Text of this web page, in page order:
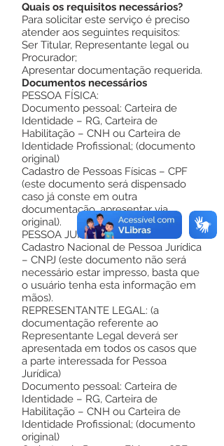
Quais os requisitos necessários?
Para solicitar este serviço é preciso
atender aos seguintes requisitos:
Ser Titular, Representante legal ou
Procurador;
Apresentar documentação requerida.
Documentos necessários
PESSOA FÍSICA:
Documento pessoal: Carteira de
Identidade – RG, Carteira de
Habilitação – CNH ou Carteira de
Identidade Profissional; (documento
original)
Cadastro de Pessoas Físicas – CPF
(este documento será dispensado
caso já conste em outra
documentação, apresentar via
original).
PESSOA JURÍDICA:
Cadastro Nacional de Pessoa Jurídica
– CNPJ (este documento não será
necessário estar impresso, basta que
o usuário tenha esta informação em
mãos).
REPRESENTANTE LEGAL: (a
documentação referente ao
Representante Legal deverá ser
apresentada em todos os casos que
a parte interessada for Pessoa
Jurídica)
Documento pessoal: Carteira de
Identidade – RG, Carteira de
Habilitação – CNH ou Carteira de
Identidade Profissional; (documento
original)